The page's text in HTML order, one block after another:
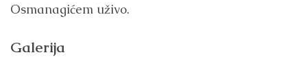
Osmanagićem uživo.
Galerija